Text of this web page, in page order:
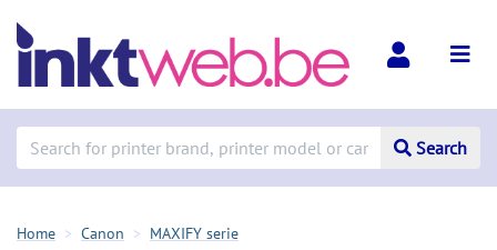
Search
Home Canon MAXIFY serie